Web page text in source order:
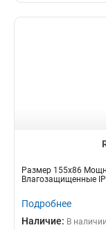
Размер 155х86
Влагозащищенные
Подробнее
Наличие: В наличии